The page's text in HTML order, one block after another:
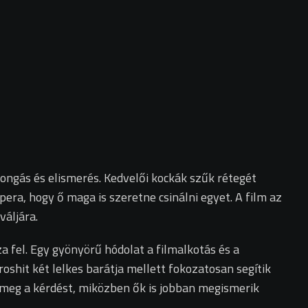
és elismerés. Kedvelői kockák szűk rétegét
hogy ő maga is szeretne csinálni egyet. A film az
fel. Egy gyönyörű hódolat a filmalkotás és a
két lelkes barátja mellett fokozatosan segítik
a kérdést, miközben ők is jobban megismerik